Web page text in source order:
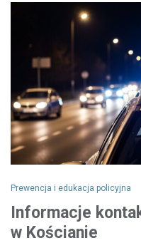
Prewencja i edukacja policyjna
Informacje
w Kościanie